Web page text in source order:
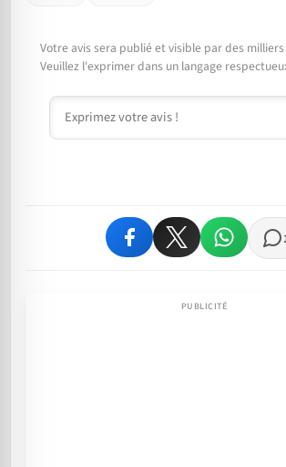
Votre avis sera publié et visible par des
Veuillez l'exprimer dans un langage
Commentaire